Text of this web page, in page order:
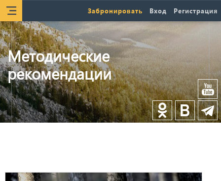
Забронировать Вход Регистрация
Методические
рекомендации